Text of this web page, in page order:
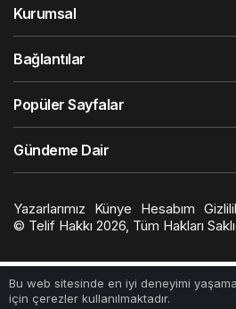
Bu web sitesinde en iyi deneyimi
için çerezler kullanılmaktadır.
Anasayfa
Kurumsal
Bağlantılar
Popüler Sayfalar
Gündeme Dair
Yazarlarımız Künye Hesabım
© Telif Hakkı 2026, Tüm Hakları